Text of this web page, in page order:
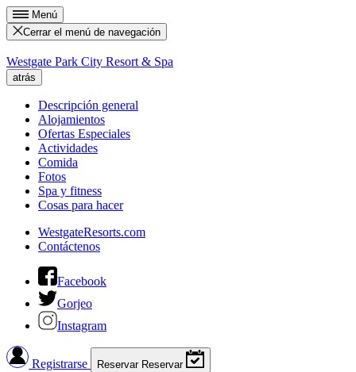
Menú
Cerrar el menú de navegación
Westgate Park City Resort & Spa
atrás
Descripción general
Alojamientos
Ofertas Especiales
Actividades
Comida
Fotos
Spa y fitness
Cosas para hacer
WestgateResorts.com
Contáctenos
Facebook
Gorjeo
Instagram
Registrarse Reservar Reservar